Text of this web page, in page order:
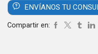
ENVÍANOS TU
Compartir en: